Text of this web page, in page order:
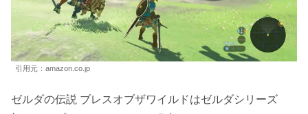
ト
ゼルダの伝説 ブレス オブ ザ ワイルド